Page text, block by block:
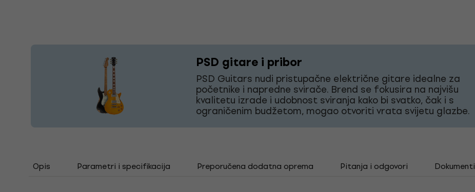
PSD gitare i pribor
PSD Guitars nudi pristupačne električne gitare idealne za
početnike i napredne svirače. Brend se fokusira na najvišu
kvalitetu izrade i udobnost sviranja kako bi svatko, čak i s
ograničenim budžetom, mogao otvoriti vrata svijetu glazbe.
Opis Parametri i specifikacija Preporučena dodatna oprema Pitanja i odgovori Dokumenti